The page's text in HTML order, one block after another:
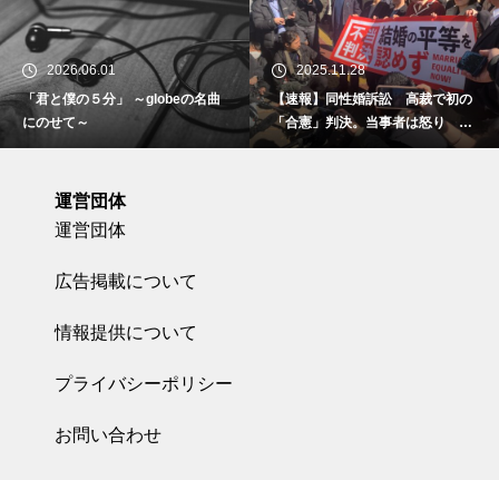
５分」 ～globeの名曲
2025.11.28
【速報】同性婚訴訟 高裁で初の
「合憲」判決。当事者は怒り 東
京地裁で
「ブルー
at I Am～
運営団体
運営団体
広告掲載について
情報提供について
プライバシーポリシー
お問い合わせ